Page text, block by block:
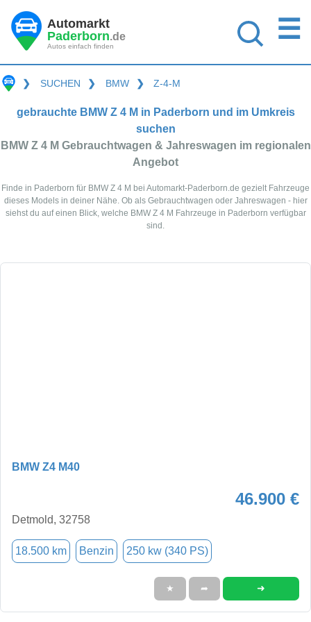
Automarkt
Paderborn.de
Autos einfach finden
☰
❯ SUCHEN ❯ BMW ❯ Z-4-M
gebrauchte BMW Z 4 M in Paderborn und im Umkreis
suchen
BMW Z 4 M Gebrauchtwagen & Jahreswagen im regionalen
Angebot
Finde in Paderborn für BMW Z 4 M bei Automarkt-Paderborn.de gezielt Fahrzeuge
dieses Models in deiner Nähe. Ob als Gebrauchtwagen oder Jahreswagen - hier
siehst du auf einen Blick, welche BMW Z 4 M Fahrzeuge in Paderborn verfügbar
sind.
BMW Z4 M40
46.900 €
Detmold, 32758
18.500 km Benzin 250 kw (340 PS)
★ ➦ ➜